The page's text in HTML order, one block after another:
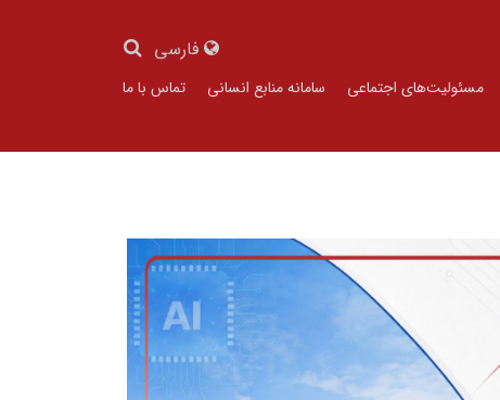
فارسی
مسئولیت‌های اجتماعی سامانه منابع انسانی تماس با ما